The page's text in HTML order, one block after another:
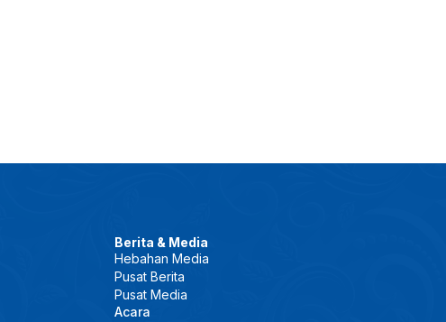
Berita & Media
Hebahan Media
Pusat Berita
Pusat Media
Acara